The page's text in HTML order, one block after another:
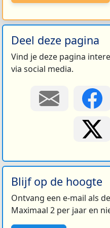
Deel deze pagina
Vind je deze pagina
via social media.
Blijf op de hoogte
Ontvang een e-mail als
Maximaal 2 per jaar en